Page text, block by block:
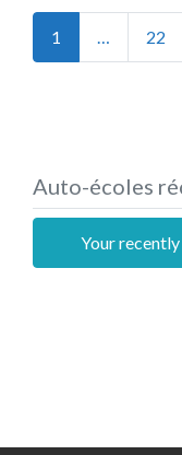
Posts
1 22
Auto-écoles
Your